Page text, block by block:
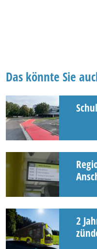
Das könnte Sie
2